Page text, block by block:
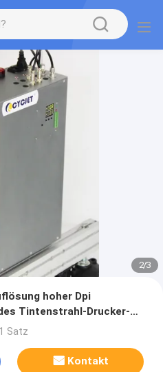
2/3
hoher Dpi
Tintenstrahl-Drucker-
Satz
Kontakt